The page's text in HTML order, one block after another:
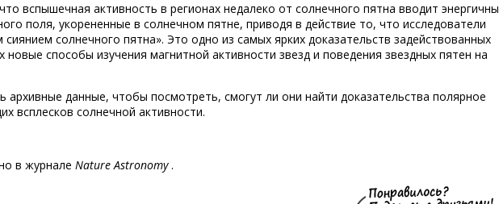
вспышечная активность в регионах недалеко от солнечного пятна вводит
поля, укорененные в солнечном пятне, приводя в действие то, что исследователи
солнечного пятна». Это одно из самых ярких доказательств задействованных
способы изучения магнитной активности звезд и поведения звездных пятен на
архивные данные, чтобы посмотреть, смогут ли они найти доказательства полярное
всплесков солнечной активности.
в журнале Nature Astronomy.